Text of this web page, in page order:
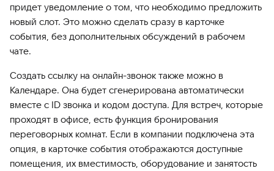
придет уведомление о том, что необходимо предложить
новый слот. Это можно сделать сразу в карточке
события, без дополнительных обсуждений в рабочем
чате.
Создать ссылку на онлайн-звонок также можно в
Календаре. Она будет сгенерирована автоматически
вместе с ID звонка и кодом доступа. Для встреч, которые
проходят в офисе, есть функция бронирования
переговорных комнат. Если в компании подключена эта
опция, в карточке события отображаются доступные
помещения, их вместимость, оборудование и занятость